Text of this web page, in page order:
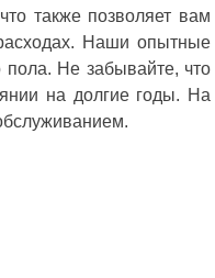
также позволяет вам
Наши опытные
пола. Не забывайте, что
на долгие годы. На